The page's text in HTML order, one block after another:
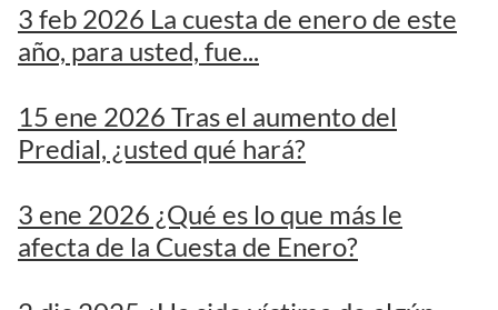
3 feb 2026 La cuesta de enero de este
año, para usted, fue...
15 ene 2026 Tras el aumento del
Predial, ¿usted qué hará?
3 ene 2026 ¿Qué es lo que más le
afecta de la Cuesta de Enero?